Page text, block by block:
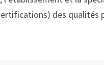
des qualités